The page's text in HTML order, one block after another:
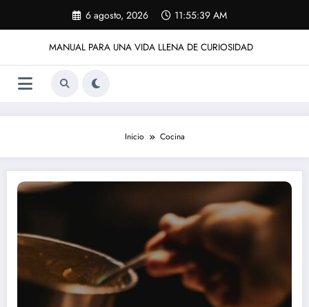
contenido
6 agosto, 2026 11:55:39 AM
MANUAL PARA UNA VIDA LLENA DE CURIOSIDAD
Inicio Cocina